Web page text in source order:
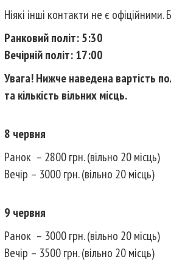
Ніякі інші контакти не є офіційними.
Ранковий політ: 5:30
Вечірній політ: 17:00
Увага! Нижче наведена вартість
та кількість вільних місць.
8 червня
Ранок – 2800 грн. (вільно 20 місць)
Вечір – 3000 грн. (вільно 20 місць)
9 червня
Ранок – 3000 грн. (вільно 20 місць)
Вечір – 3500 грн. (вільно 20 місць)